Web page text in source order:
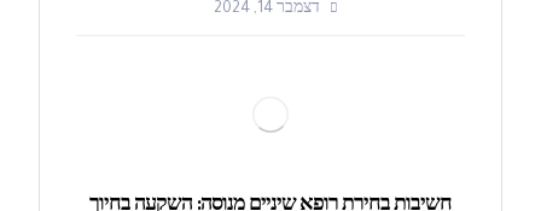
דצמבר 14, 2024
חשיבות בחירת רופא שיניים מנוסה: השקעה בחיוך